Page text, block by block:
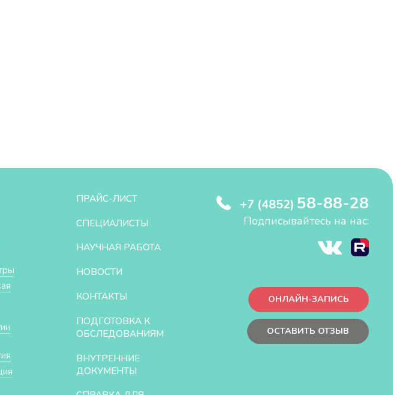
ПРАЙС-ЛИСТ
СПЕЦИАЛИСТЫ
НАУЧНАЯ РАБОТА
НОВОСТИ
КОНТАКТЫ
ПОДГОТОВКА К
ОБСЛЕДОВАНИЯМ
ВНУТРЕННИЕ
ДОКУМЕНТЫ
+7 (4852) 58-88-28
Подписывайтесь на нас:
ОНЛАЙН-ЗАПИСЬ
ОСТАВИТЬ ОТЗЫВ